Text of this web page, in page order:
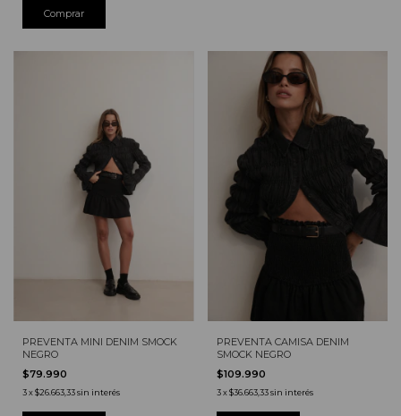
Comprar
PREVENTA MINI DENIM SMOCK
NEGRO
$79.990
3x$26.663,33sin interés
PREVENTA CAMISA DENIM
SMOCK NEGRO
$109.990
3 x$36.663,33 sin interés